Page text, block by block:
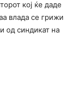
кој ќе даде
влада се грижи
од синдикат на